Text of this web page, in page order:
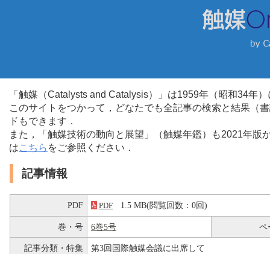
「触媒（Catalysts and Catalysis）」は1959年（昭和34年
このサイトをつかって，どなたでも全記事の検索と結果（
ドもできます．
また，「触媒技術の動向と展望」（触媒年鑑）も2021年
はこちら をご参照ください．
記事情報
PDF PDF 1.5 MB(閲覧回数：0回)
巻・号 6巻5号 ペ
記事分類・特集 第3回国際触媒会議に出席して